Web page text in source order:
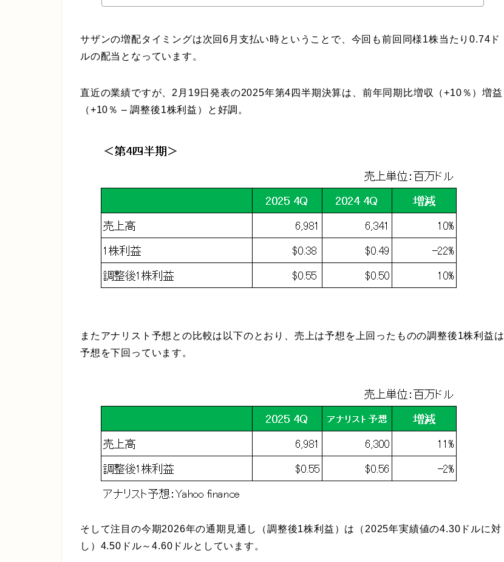
サザンの増配タイミングは次回6月支払い時ということで、今回も前回同様1株当たり0.74ド
ルの配当となっています。
直近の業績ですが、2月19日発表の2025年第4四半期決算は、前年同期比増収（+10％）増益
（+10％ – 調整後1株利益）と好調。
またアナリスト予想との比較は以下のとおり、売上は予想を上回ったものの調整後1株利益は
予想を下回っています。
そして注目の今期2026年の通期見通し（調整後1株利益）は（2025年実績値の4.30ドルに対
し）4.50ドル～4.60ドルとしています。